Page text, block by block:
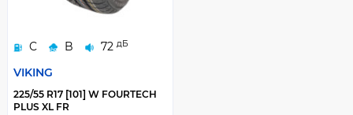
C B 72 дБ
VIKING
225/55 R17 [101] W FOURTECH
PLUS XL FR